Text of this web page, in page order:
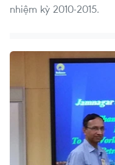
nhiệm kỳ 2010-2015.